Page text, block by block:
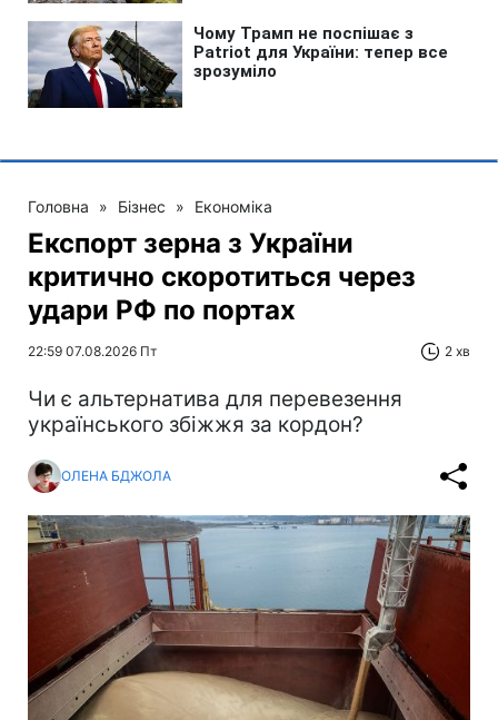
Головна » Бізнес » Економіка
Експорт зерна з України
критично скоротиться через
удари РФ по портах
22:59 07.08.2026 Пт 2 хв
Чи є альтернатива для перевезення
українського збіжжя за кордон?
ОЛЕНА БДЖОЛА